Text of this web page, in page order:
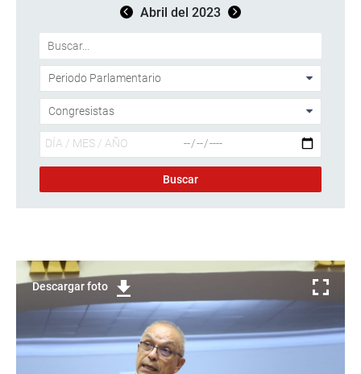
Abril del 2023
Descargar foto